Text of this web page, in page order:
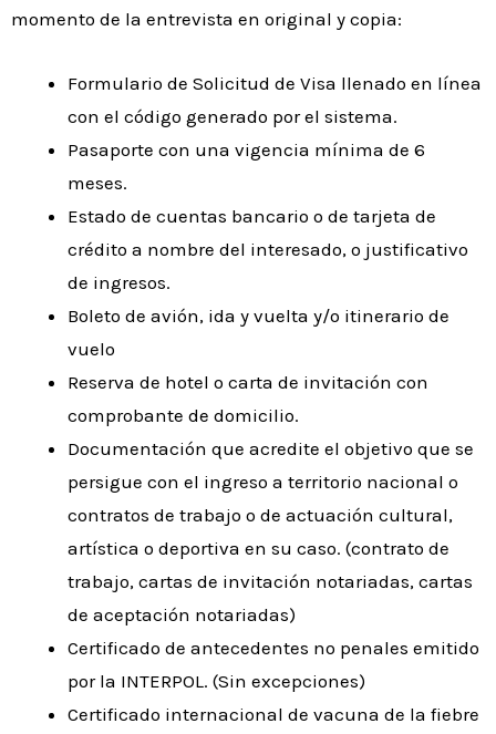
momento de la entrevista en original y copia:
Formulario de Solicitud de Visa llenado en línea
con el código generado por el sistema.
Pasaporte con una vigencia mínima de 6
meses.
Estado de cuentas bancario o de tarjeta de
crédito a nombre del interesado, o justificativo
de ingresos.
Boleto de avión, ida y vuelta y/o itinerario de
vuelo
Reserva de hotel o carta de invitación con
comprobante de domicilio.
Documentación que acredite el objetivo que se
persigue con el ingreso a territorio nacional o
contratos de trabajo o de actuación cultural,
artística o deportiva en su caso. (contrato de
trabajo, cartas de invitación notariadas, cartas
de aceptación notariadas)
Certificado de antecedentes no penales emitido
por la INTERPOL. (Sin excepciones)
Certificado internacional de vacuna de la fiebre